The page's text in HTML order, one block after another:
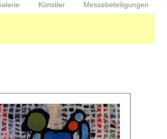
Künstler Messebeteiligungen